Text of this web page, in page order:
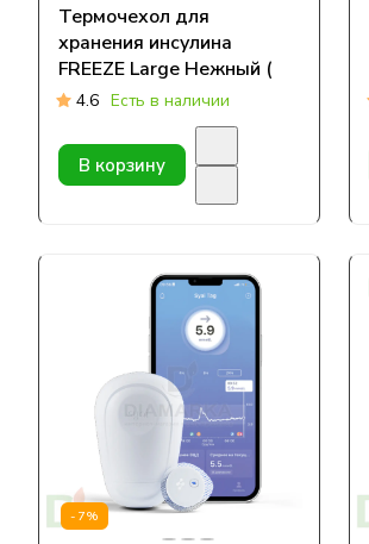
Термочехол для
хранения инсулина
FREEZE Large Нежный (
размер 160*210 мм)
4.6 Есть в наличии
В корзину
-7%